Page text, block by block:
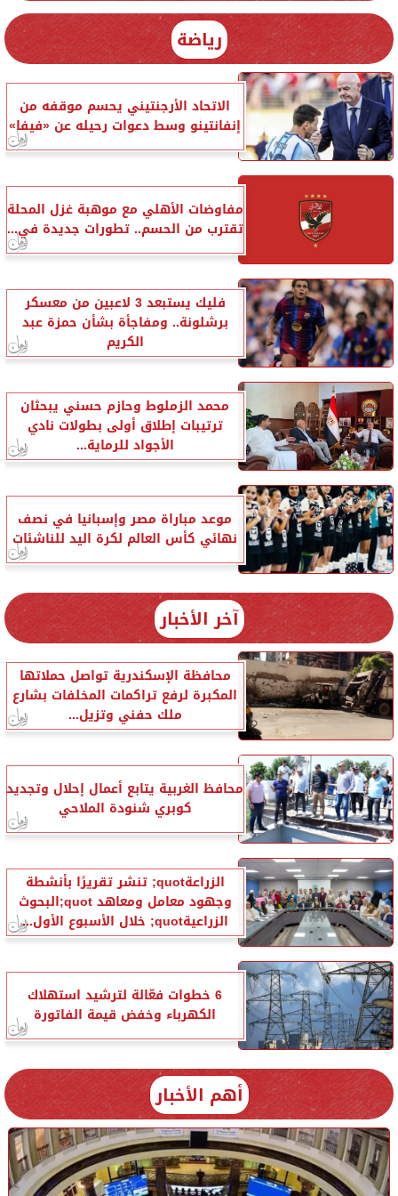
رياضة
الاتحاد الأرجنتيني يحسم موقفه من
إنفانتينو وسط دعوات رحيله عن «فيفا»
مفاوضات الأهلي مع موهبة غزل المحلة
تقترب من الحسم.. تطورات جديدة في...
فليك يستبعد 3 لاعبين من معسكر
برشلونة.. ومفاجأة بشأن حمزة عبد
الكريم
محمد الزملوط وحازم حسني يبحثان
ترتيبات إطلاق أولى بطولات نادي
الأجواد للرماية...
موعد مباراة مصر وإسبانيا في نصف
نهائي كأس العالم لكرة اليد للناشئات
آخر الأخبار
محافظة الإسكندرية تواصل حملاتها
المكبرة لرفع تراكمات المخلفات بشارع
ملك حفني وتزيل...
محافظ الغربية يتابع أعمال إحلال وتجديد
كوبري شنودة الملاحي
الزراعةquot; تنشر تقريرًا بأنشطة
وجهود معامل ومعاهد quot;البحوث
الزراعيةquot; خلال الأسبوع الأول...
6 خطوات فعّالة لترشيد استهلاك
الكهرباء وخفض قيمة الفاتورة
أهم الأخبار